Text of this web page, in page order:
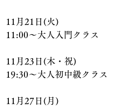
11月21日(火)
11:00〜大人入門クラス
11月23日(木・祝)
19:30〜大人初中級クラス
11月27日(月)